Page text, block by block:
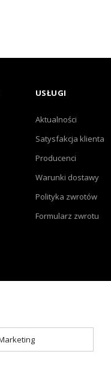
USŁUGI
Aktualności
Satysfakcja klienta
Producenci
Warunki dostawy
Polityka zwrotów
Formularz zwrotu